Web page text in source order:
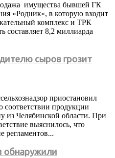
имущества бывшей ГК
«Родник», в которую входит
комплекс и ТРК
составляет 8,2 миллиарда
сыров грозит
приостановил
соответствии продукции
из Челябинской области. При
выяснилось, что
регламентов...
обнаружили